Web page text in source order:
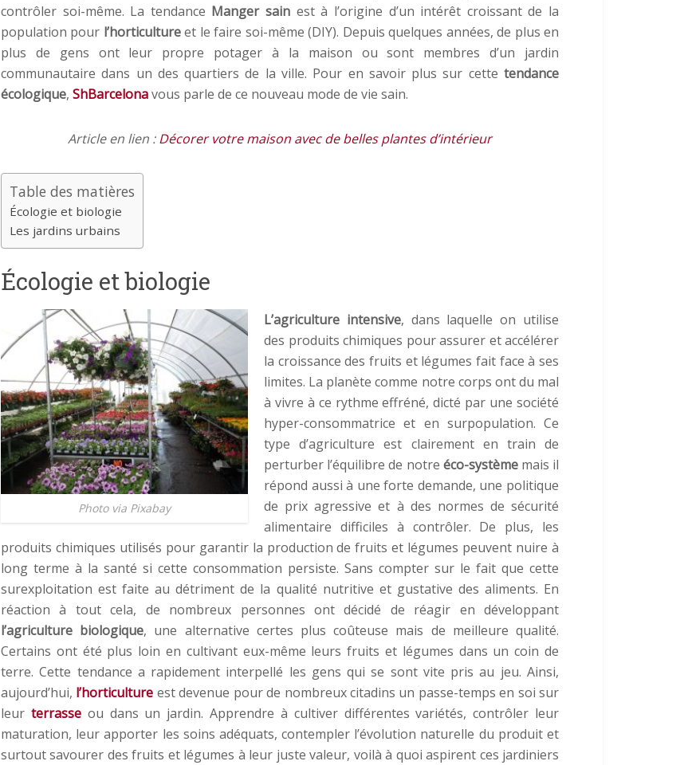
contrôler soi-même. La tendance Manger sain est à l’origine d’un intérêt croissant de la
population pour l’horticultureet le faire soi-même (DIY). Depuis quelques années, de plus en
plus de gens ont leur propre potager à la maison ou sont membres d’un jardin
communautaire dans un des quartiers de la ville. Pour en savoir plus sur cette tendance
écologique, ShBarcelonavous parle de ce nouveau mode de vie sain.
Article en lien :Décorer votre maison avec de belles plantes d’intérieur
Table des matières
Écologie et biologie
Les jardins urbains
Écologie et biologie
Photo via Pixabay
L’agriculture intensive, dans laquelle on utilise
des produits chimiques pour assurer et accélérer
la croissance des fruits et légumes fait face à ses
limites. La planète comme notre corps ont du mal
à vivre à ce rythme effréné, dicté par une société
hyper-consommatrice et en surpopulation. Ce
type d’agriculture est clairement en train de
perturber l’équilibre de notre éco-systèmemais il
répond aussi à une forte demande, une politique
de prix agressive et à des normes de sécurité
alimentaire difficiles à contrôler. De plus, les
produits chimiques utilisés pour garantir la production de fruits et légumes peuvent nuire à
long terme à la santé si cette consommation persiste. Sans compter sur le fait que cette
surexploitation est faite au détriment de la qualité nutritive et gustative des aliments. En
réaction à tout cela, de nombreux personnes ont décidé de réagir en développant
l’agriculture biologique, une alternative certes plus coûteuse mais de meilleure qualité.
Certains ont été plus loin en cultivant eux-même leurs fruits et légumes dans un coin de
terre. Cette tendance a rapidement interpellé les gens qui se sont vite pris au jeu. Ainsi,
aujourd’hui, l’horticulture est devenue pour de nombreux citadins un passe-temps en soi sur
leur terrasseou dans un jardin. Apprendre à cultiver différentes variétés, contrôler leur
maturation, leur apporter les soins adéquats, contempler l’évolution naturelle du produit et
surtout savourer des fruits et légumes à leur juste valeur, voilà à quoi aspirent ces jardiniers